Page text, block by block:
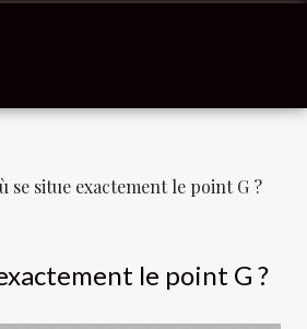
se situe exactement le point G ?
le point G ?